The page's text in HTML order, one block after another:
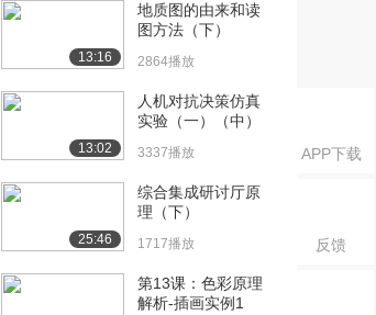
APP下载
反馈
1985播放
[22] 完美与创造（上）
[23] 完美与创造（中） 14:22
[24] 完美与创造（下） 待播放
[25] 群体创造原理与头脑
风暴（上）
1.7万播放
13:16
地质图的由来和读
图方法（下）
2864播放
13:02
人机对抗决策仿真
实验（一）（中）
3337播放
25:46
综合集成研讨厅原
理（下）
1717播放
第13课：色彩原理
解析-插画实例1